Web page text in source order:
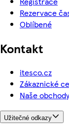
Rezervace
Oblíbené
Kontakt
itesco.cz
Zákaznické
Naše obchody
Užitečné odkazy